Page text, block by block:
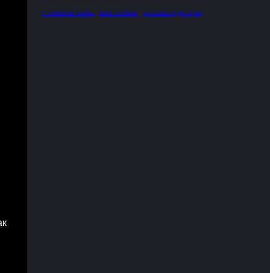
стоимость сайта типы сайтов целевая аудитория